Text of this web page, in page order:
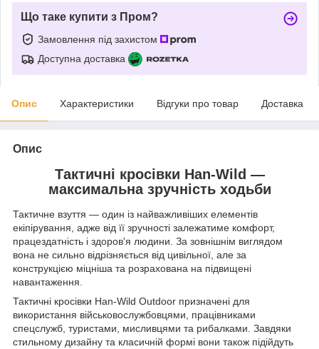
Що таке купити з Пром?
Замовлення під захистом
Доступна доставка
Опис Характеристики Відгуки про товар Доставка
Опис
Тактичні кросівки Han-Wild —
максимальна зручність ходьби
Тактичне взуття — один із найважливіших елементів
екіпірування, адже від її зручності залежатиме комфорт,
працездатність і здоров'я людини. За зовнішнім виглядом
вона не сильно відрізняється від цивільної, але за
конструкцією міцніша та розрахована на підвищені
навантаження.
Тактичні кросівки Han-Wild Outdoor призначені для
використання військовослужбовцями, працівниками
спецслужб, туристами, мисливцями та рибалками. Завдяки
стильному дизайну та класичній формі вони також підійдуть